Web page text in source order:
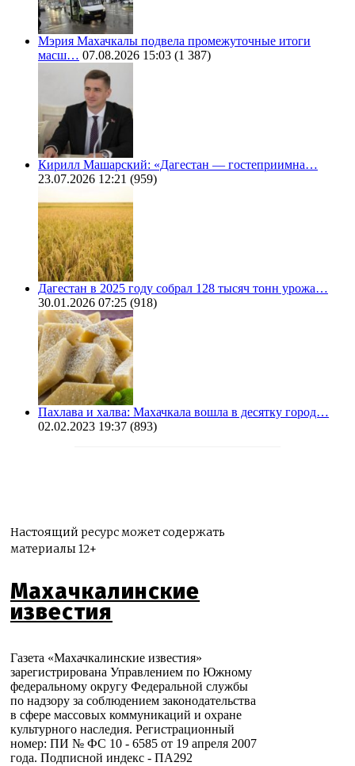
Мэрия Махачкалы подвела промежуточные итоги
масш… 07.08.2026 15:03 (1 387)
Кирилл Машарский: «Дагестан — гостеприимна…
23.07.2026 12:21 (959)
Дагестан в 2025 году собрал 128 тысяч тонн урожа…
30.01.2026 07:25 (918)
Пахлава и халва: Махачкала вошла в десятку город…
02.02.2023 19:37 (893)
Настоящий ресурс может содержать
материалы 12+
Махачкалинские
известия
Газета «Махачкалинские известия»
зарегистрирована Управлением по Южному
федеральному округу Федеральной службы
по надзору за соблюдением законодательства
в сфере массовых коммуникаций и охране
культурного наследия. Регистрационный
номер: ПИ № ФС 10 - 6585 от 19 апреля 2007
года. Подписной индекс - ПА292